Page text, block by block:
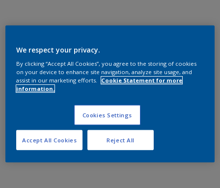
We respect your privacy.
By clicking “Accept All Cookies”, you agree to the storing of cookies
on your device to enhance site navigation, analyze site usage, and
assist in our marketing efforts.
Cookie Statement for more
information.
Cookies Settings
Reject All
Accept All Cookies